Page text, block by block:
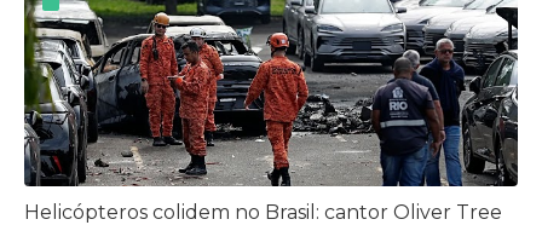
Helicópteros colidem no Brasil: cantor Oliver Tree